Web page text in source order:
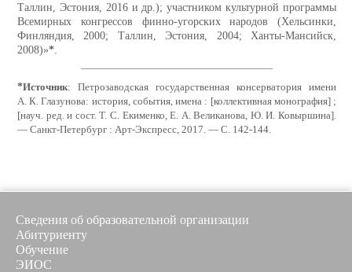
Таллин, Эстония, 2016 и др.); участником культурной программы
Всемирных конгрессов финно-угорских народов (Хельсинки,
Финляндия, 2000; Таллин, Эстония, 2004; Ханты-Мансийск,
2008)»*
*Источник: Петрозаводская государственная консерватория имени
А. К. Глазунова: история, события, имена : [коллективная монография] ;
[науч. ред. и сост. Т. С. Екименко, Е. А. Великанова, Ю. И. Ковыршина].
— Санкт-Петербург : Арт-Экспресс, 2017. — С. 142-144.
Сведения об образовательной организации
Абитуриенту
Обучение
ЭИОС